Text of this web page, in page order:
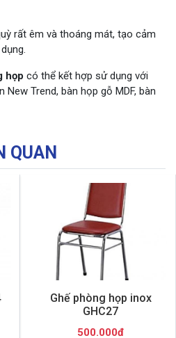
rất êm và thoáng mát, tạo cảm
họp có thể kết hợp sử dụng với
New Trend, bàn họp gỗ MDF, bàn
QUAN
Ghế phòng họp inox
GHC27
500.000đ